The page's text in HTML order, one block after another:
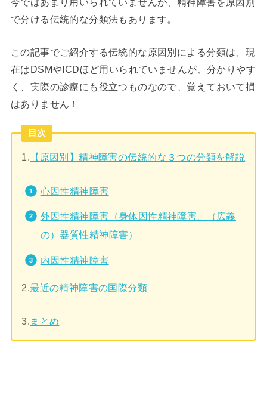
で分ける伝統的な分類法もあります。
この記事でご紹介する伝統的な原因別による分類は、現
在はDSMやICDほど用いられていませんが、分かりやす
く、実際の診療にも役立つものなので、覚えておいて損
はありません！
目次
1. 【原因別】精神障害の伝統的な３つの分類を解説
心因性精神障害
外因性精神障害（身体因性精神障害、（広義
の）器質性精神障害）
内因性精神障害
2.最近の精神障害の国際分類
3. まとめ